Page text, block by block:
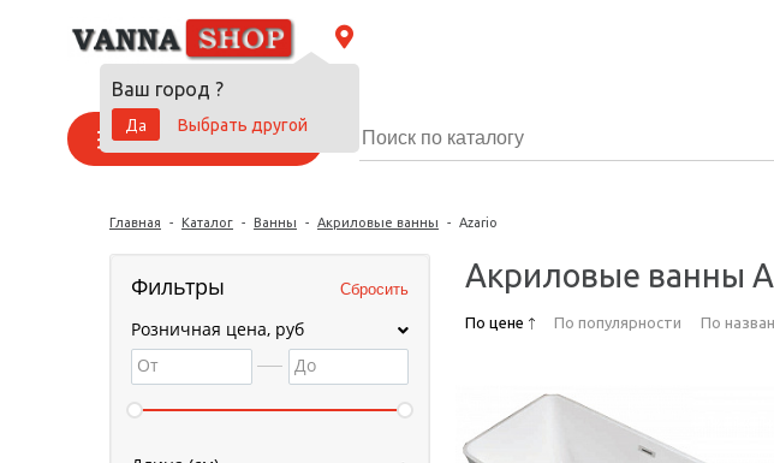
Ваш город ?
Да
Выбрать другой
Каталог товаров
Главная - Каталог - Ванны - Акриловые ванны - Azario
Фильтры
Розничная цена, руб
От
До
Акриловые ванны
По цене По популярности По